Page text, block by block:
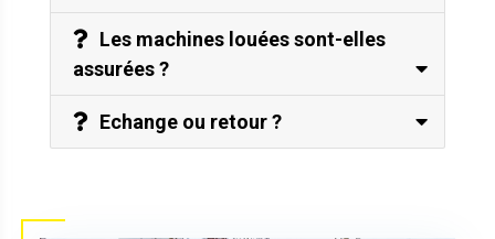
Les machines louées sont-elles
assurées ?
Echange ou retour ?